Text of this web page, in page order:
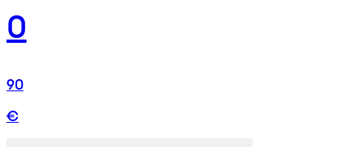
0
90
€